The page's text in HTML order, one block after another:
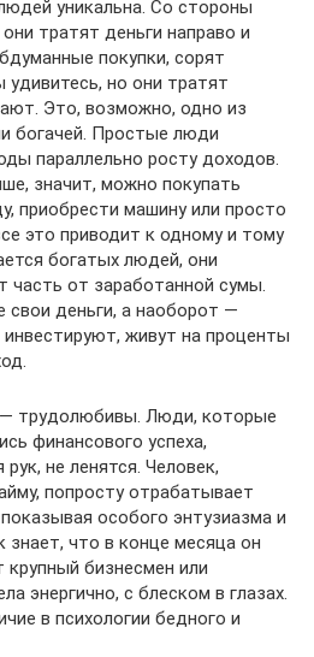
уникальна. Со стороны
тратят деньги направо и
покупки, сорят
но они тратят
Это, возможно, одно из
богачей. Простые люди
параллельно росту доходов.
значит, можно покупать
приобрести машину или просто
это приводит к одному и тому
богатых людей, они
часть от заработанной сумы.
свои деньги, а наоборот —
живут на проценты
трудолюбивы. Люди, которые
финансового успеха,
не ленятся. Человек,
попросту отрабатывает
особого энтузиазма и
знает, что в конце месяца он
крупный бизнесмен или
энергично, с блеском в глазах.
в психологии бедного и